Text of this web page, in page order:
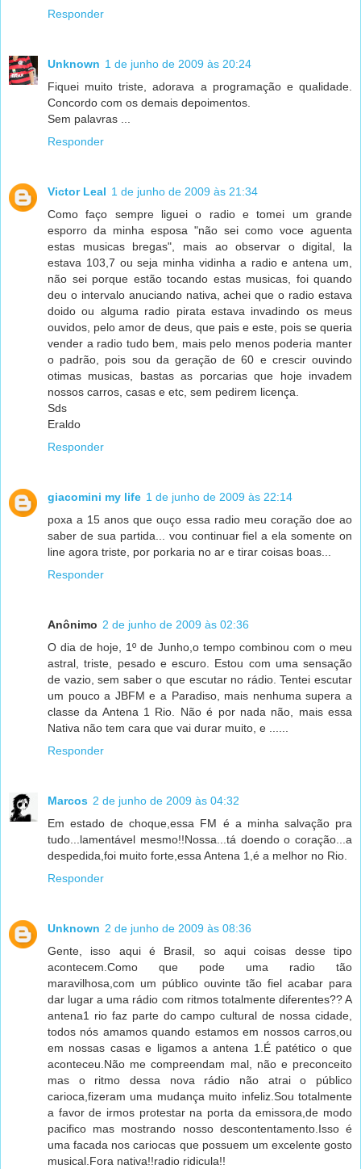
Responder
Unknown 1 de junho de 2009 às 20:24
Fiquei muito triste, adorava a programação e qualidade.
Concordo com os demais depoimentos.
Sem palavras ...
Responder
Victor Leal 1 de junho de 2009 às 21:34
Como faço sempre liguei o radio e tomei um grande
esporro da minha esposa "não sei como voce aguenta
estas musicas bregas", mais ao observar o digital, la
estava 103,7 ou seja minha vidinha a radio e antena um,
não sei porque estão tocando estas musicas, foi quando
deu o intervalo anuciando nativa, achei que o radio estava
doido ou alguma radio pirata estava invadindo os meus
ouvidos, pelo amor de deus, que pais e este, pois se queria
vender a radio tudo bem, mais pelo menos poderia manter
o padrão, pois sou da geração de 60 e crescir ouvindo
otimas musicas, bastas as porcarias que hoje invadem
nossos carros, casas e etc, sem pedirem licença.
Sds
Eraldo
Responder
giacomini my life 1 de junho de 2009 às 22:14
poxa a 15 anos que ouço essa radio meu coração doe ao
saber de sua partida... vou continuar fiel a ela somente on
line agora triste, por porkaria no ar e tirar coisas boas...
Responder
Anônimo 2 de junho de 2009 às 02:36
O dia de hoje, 1º de Junho,o tempo combinou com o meu
astral, triste, pesado e escuro. Estou com uma sensação
de vazio, sem saber o que escutar no rádio. Tentei escutar
um pouco a JBFM e a Paradiso, mais nenhuma supera a
classe da Antena 1 Rio. Não é por nada não, mais essa
Nativa não tem cara que vai durar muito, e ......
Responder
Marcos 2 de junho de 2009 às 04:32
Em estado de choque,essa FM é a minha salvação pra
tudo...lamentável mesmo!!Nossa...tá doendo o coração...a
despedida,foi muito forte,essa Antena 1,é a melhor no Rio.
Responder
Unknown 2 de junho de 2009 às 08:36
Gente, isso aqui é Brasil, so aqui coisas desse tipo
acontecem.Como que pode uma radio tão
maravilhosa,com um público ouvinte tão fiel acabar para
dar lugar a uma rádio com ritmos totalmente diferentes?? A
antena1 rio faz parte do campo cultural de nossa cidade,
todos nós amamos quando estamos em nossos carros,ou
em nossas casas e ligamos a antena 1.É patético o que
aconteceu.Não me compreendam mal, não e preconceito
mas o ritmo dessa nova rádio não atrai o público
carioca,fizeram uma mudança muito infeliz.Sou totalmente
a favor de irmos protestar na porta da emissora,de modo
pacifico mas mostrando nosso descontentamento.Isso é
uma facada nos cariocas que possuem um excelente gosto
musical.Fora nativa!!radio ridicula!!